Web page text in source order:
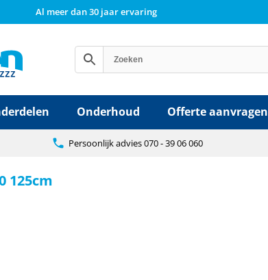
Al meer dan 30 jaar ervaring
Onderhoud Offerte aanvragen
Persoonlijk advies 070 - 39 06 060
125cm